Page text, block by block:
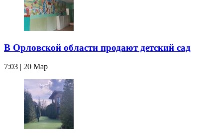
В Орловской области продают детский сад
7:03 | 20 Мар